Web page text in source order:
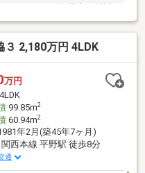
ガレージ！・全居室６帖以
スペース有！■リフォーム
・システムキッチン新
ロアタイル張替 ・浴
店：約450ｍファミリーマ
ラッグ喜連瓜破店：約740
立喜連中学校：約935ｍ
３ 2,180万円 4LDK
万円
4LDK
99.85m2
60.94m2
年2月(築45年7ヶ月)
関西本線 平野駅 徒歩8分
通